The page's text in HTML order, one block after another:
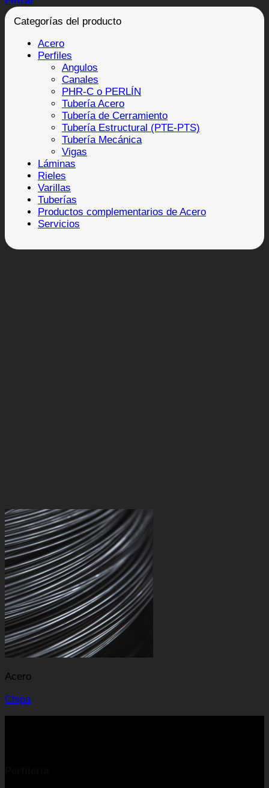
Categorías del producto
Acero
Perfiles
Angulos
Canales
PHR-C o PERLÍN
Tubería Acero
Tubería de Cerramiento
Tubería Estructural (PTE-PTS)
Tubería Mecánica
Vigas
Láminas
Rieles
Varillas
Tuberías
Productos complementarios de Acero
Servicios
Acero
Chipa